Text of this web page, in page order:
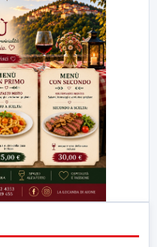
LabNews (replica)